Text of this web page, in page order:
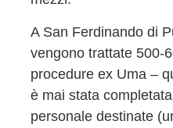
A San Ferdinando di
vengono trattate 500-
procedure ex Uma –
è mai stata
personale destinate